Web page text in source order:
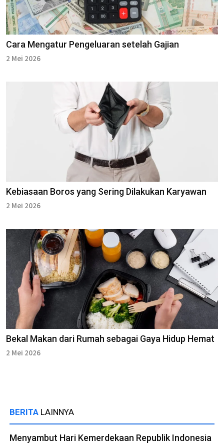
Cara Mengatur Pengeluaran setelah Gajian
2 Mei 2026
Kebiasaan Boros yang Sering Dilakukan Karyawan
2 Mei 2026
Bekal Makan dari Rumah sebagai Gaya Hidup Hemat
2 Mei 2026
BERITA LAINNYA
Menyambut Hari Kemerdekaan Republik Indonesia